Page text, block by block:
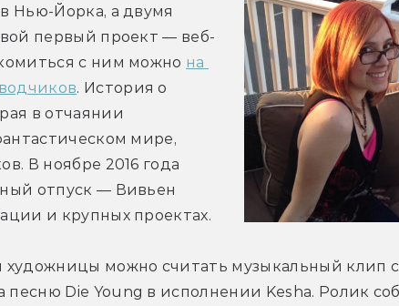
Нью-Йорка, а двумя
первый проект — веб-
с ним можно на
. История о
в отчаянии
мире,
В ноябре 2016 года
отпуск — Вивьен
и крупных проектах.
художницы можно считать музыкальный клип
Die Young в исполнении Kesha. Ролик